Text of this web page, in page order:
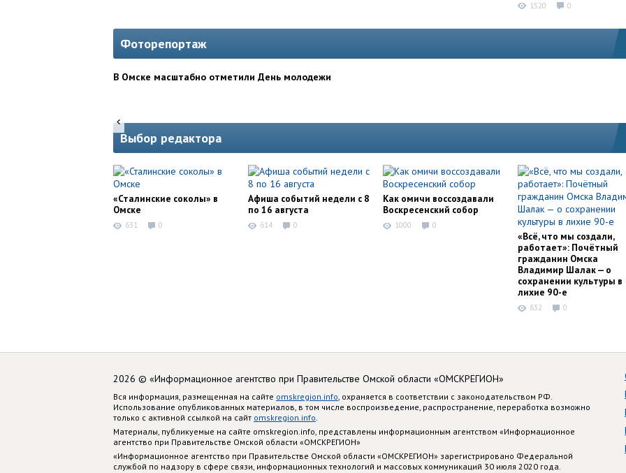
1520 0
Фоторепортаж
В Омске масштабно отметили День молодежи
Выбор редактора
«Сталинские соколы» в
Омске
631 0
Афиша событий недели с 8
по 16 августа
614 0
Как омичи воссоздавали
Воскресенский собор
1000 0
«Всё, что мы создали,
работает»: Почётный
гражданин Омска
Владимир Шалак — о
сохранении культуры в
лихие 90-е
832 0
2026 © «Информационное агентство при Правительстве Омской области «ОМСКРЕГИОН»
Вся информация, размещенная на сайте omskregion.info , охраняется в соответствии с законодательством РФ.
Использование опубликованных материалов, в том числе воспроизведение, распространение, переработка возможно
только с активной ссылкой на сайт omskregion.info
Материалы, публикуемые на сайте omskregion.info, представлены информационным агентством «Информационное
агентство при Правительстве Омской области «ОМСКРЕГИОН»
«Информационное агентство при Правительстве Омской области «ОМСКРЕГИОН» зарегистрировано Федеральной
службой по надзору в сфере связи, информационных технологий и массовых коммуникаций 30 июля 2020 года.